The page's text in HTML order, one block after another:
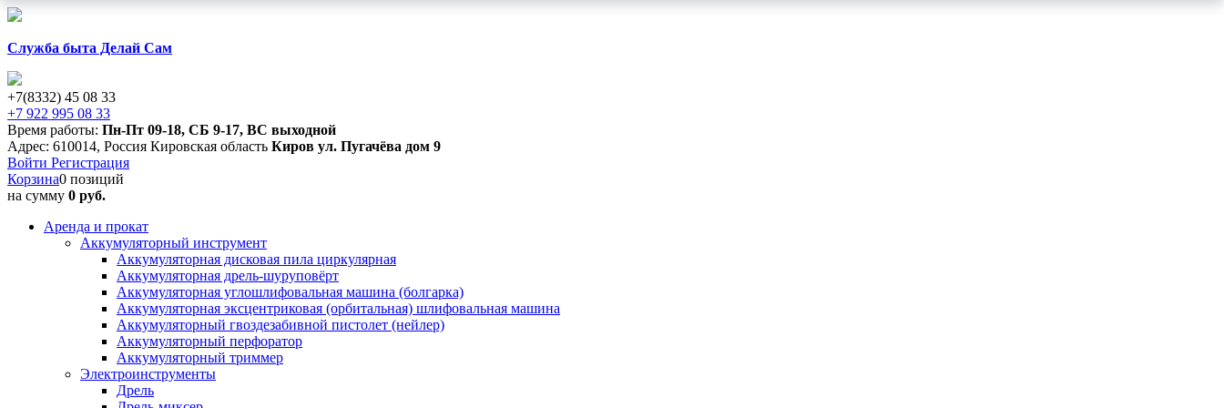
Служба быта Делай Сам
+7(8332) 45 08 33
+7 922 995 08 33
Время работы: Пн-Пт 09-18, СБ 9-17, ВС выходной
Адрес: 610014, Россия Кировская область Киров ул. Пугачёва дом 9
Войти Регистрация
Корзина0 позиций
на сумму 0 руб.
Аренда и прокат
Аккумуляторный инструмент
Аккумуляторная дисковая пила циркулярная
Аккумуляторная дрель-шуруповёрт
Аккумуляторная углошлифовальная машина (болгарка)
Аккумуляторная эксцентриковая (орбитальная) шлифовальная машина
Аккумуляторный гвоздезабивной пистолет (нейлер)
Аккумуляторный перфоратор
Аккумуляторный триммер
Электроинструменты
Дрель